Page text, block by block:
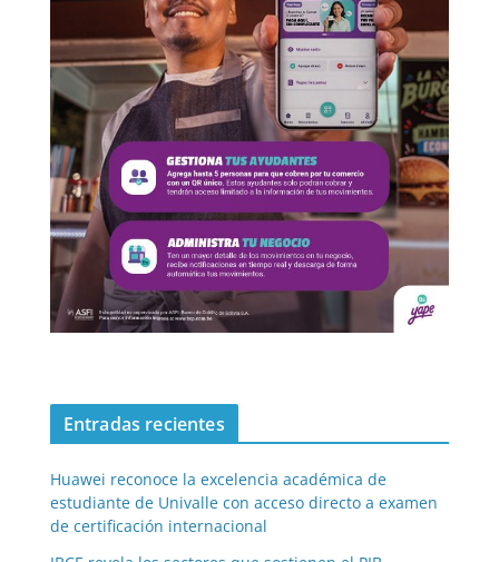
Entradas recientes
Huawei reconoce la excelencia académica de
estudiante de Univalle con acceso directo a examen
de certificación internacional